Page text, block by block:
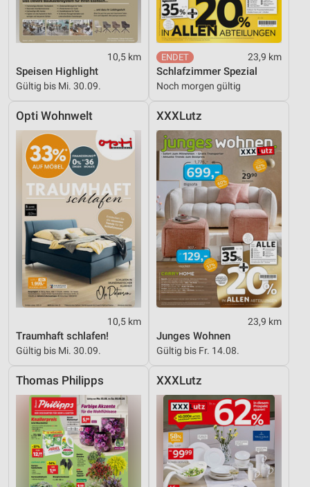
10,5 km
Speisen Highlight
Gültig bis Mi. 30.09.
23,9 km
Schlafzimmer Spezial
Noch morgen gültig
Opti Wohnwelt
10,5 km
Traumhaft schlafen!
Gültig bis Mi. 30.09.
XXXLutz
23,9 km
Junges Wohnen
Gültig bis Fr. 14.08.
Thomas Philipps XXXLutz